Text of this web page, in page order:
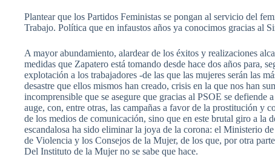
Plantear que los Partidos Feministas se pongan al servicio del
Trabajo. Política que en infaustos años ya conocimos gracias al
A mayor abundamiento, alardear de los éxitos y realizaciones
medidas que Zapatero está tomando desde hace dos años para,
explotación a los trabajadores -de las que las mujeres serán las
desastre que ellos mismos han creado, crisis en la que nos han
incomprensible que se asegure que gracias al PSOE se
auge, con, entre otras, las campañas a favor de la prostitución y
de los medios de comunicación, sino que en este brutal giro a la
escandalosa ha sido eliminar la joya de la corona: el Ministerio
de Violencia y los Consejos de la Mujer, de los que, por otra
Del Instituto de la Mujer no se sabe que hace.